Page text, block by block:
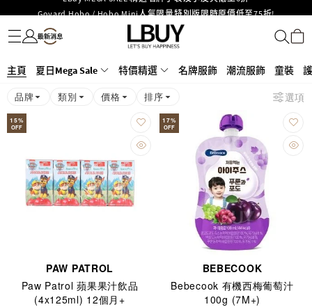
Goyard Hobo / Hobo Mini人氣限量特別版限時原價低至75折!
LBuy呈獻 - Hermès 及 Chanel 手袋及首飾原價低至6折，立即入手!
LBuy Nintendo Switch / Nintendo Switch 2 正規商品零售店登陸MOKO 4樓
重要通告：銀行轉帳及轉數快付款注意事項
LBuy獲香港知識產權署頒發2026《正版正貨承諾》商標
LBuy MEGA SALE 精選名牌手袋及小皮具低至6折
名牌服飾
潮流服飾
童裝
護膚美妝
香水香薰
個人護理
母嬰護理
遊戲及精品玩具
文儀用品
家居生活
電子產品
美食
醫藥保健
運動與戶外用品
主頁 夏日Mega Sale 特價精選 名牌服飾 潮流服飾 童裝
品牌 類別 價格 排序 選項
15%
OFF
PAW PATROL
Paw Patrol 蘋果果汁飲品
(4x125ml) 12個月+
17%
OFF
BEBECOOK
Bebecook 有機西梅葡萄汁
100g (7M+)